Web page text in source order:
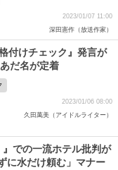
2023/01/07 11:00
深田憲作（放送作家）
付けチェック』発言が
だ名が定着
2023/01/06 08:00
久田萬美（アイドルライター）
での一流ホテル批判が
に水だけ頼む」マナー